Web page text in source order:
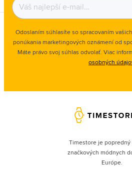
Odoslaním súhlasíte so spracovaním
ponúkania marketingových oznámení od
Máte právo svoj súhlas odvolať. Viac
osobných
Timestore je popredný
značkových módnych
Európe.